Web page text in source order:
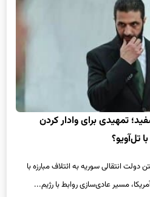
تمهیدی برای وادار کردن
تل‌آویو؟
انتقالی سوریه به ائتلاف مبارزه با
مسیر عادی‌سازی روابط با رژیم...